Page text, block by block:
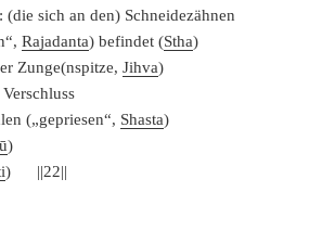
(die sich an den) Schneidezähnen
Rajadanta) befindet (Stha)
Zunge(nspitze,Jihva)
(„gepriesen“, Shasta)
)
) ||22||